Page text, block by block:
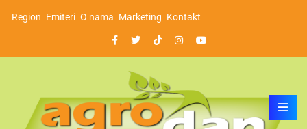
Region Emiteri O nama Marketing Kontakt